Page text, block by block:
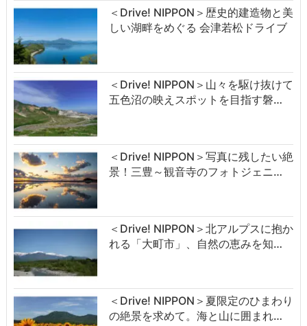
＜Drive! NIPPON＞歴史的建造物と美
しい湖畔をめぐる 会津若松ドライブ
＜Drive! NIPPON＞山々を駆け抜けて
五色沼の映えスポットを目指す磐…
＜Drive! NIPPON＞写真に残したい絶
景！三豊～観音寺のフォトジェニ…
＜Drive! NIPPON＞北アルプスに抱か
れる「大町市」、自然の恵みを知…
＜Drive! NIPPON＞夏限定のひまわり
の絶景を求めて。海と山に囲まれ…